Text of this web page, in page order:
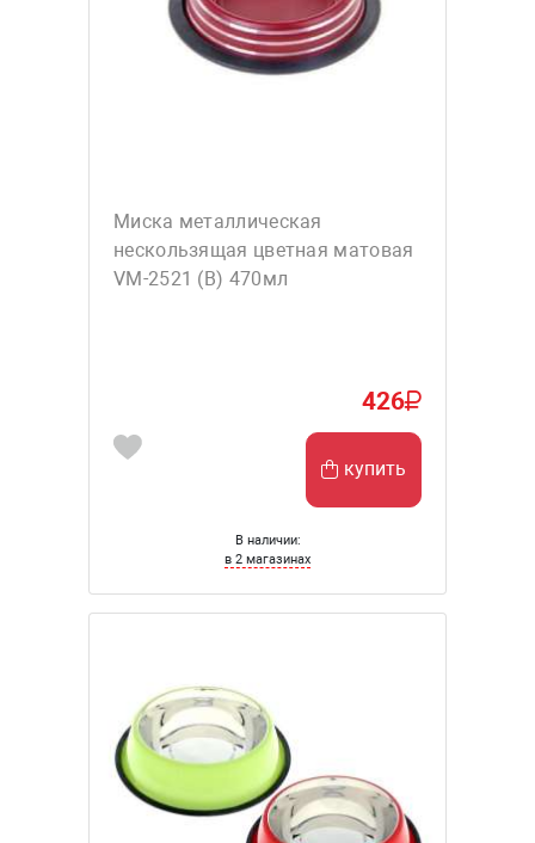
Миска металлическая
нескользящая цветная матовая
VM-2521 (В) 470мл
426
купить
В наличии:
в 2 магазинах